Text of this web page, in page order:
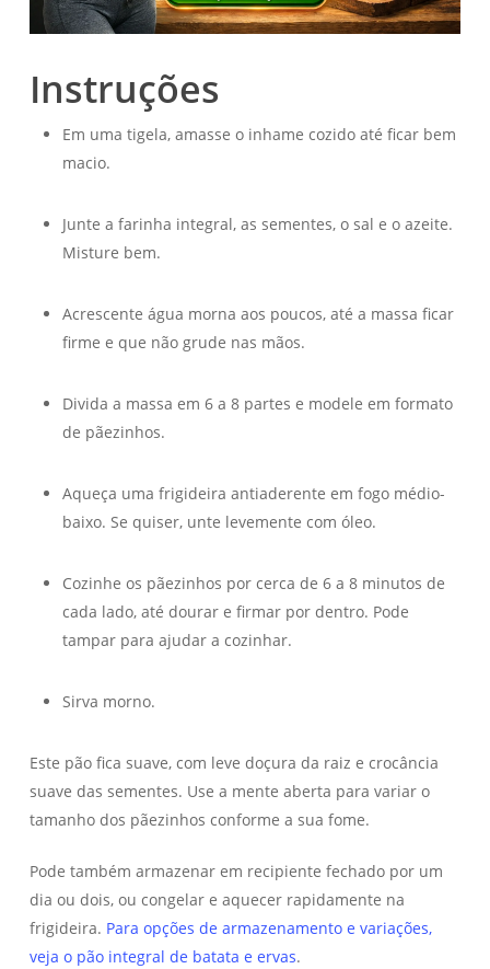
Instruções
Em uma tigela, amasse o inhame cozido até ficar bem
macio.
Junte a farinha integral, as sementes, o sal e o azeite.
Misture bem.
Acrescente água morna aos poucos, até a massa ficar
firme e que não grude nas mãos.
Divida a massa em 6 a 8 partes e modele em formato
de pãezinhos.
Aqueça uma frigideira antiaderente em fogo médio-
baixo. Se quiser, unte levemente com óleo.
Cozinhe os pãezinhos por cerca de 6 a 8 minutos de
cada lado, até dourar e firmar por dentro. Pode
tampar para ajudar a cozinhar.
Sirva morno.
Este pão fica suave, com leve doçura da raiz e crocância
suave das sementes. Use a mente aberta para variar o
tamanho dos pãezinhos conforme a sua fome.
Pode também armazenar em recipiente fechado por um
dia ou dois, ou congelar e aquecer rapidamente na
frigideira. Para opções de armazenamento e variações,
veja o pão integral de batata e ervas.